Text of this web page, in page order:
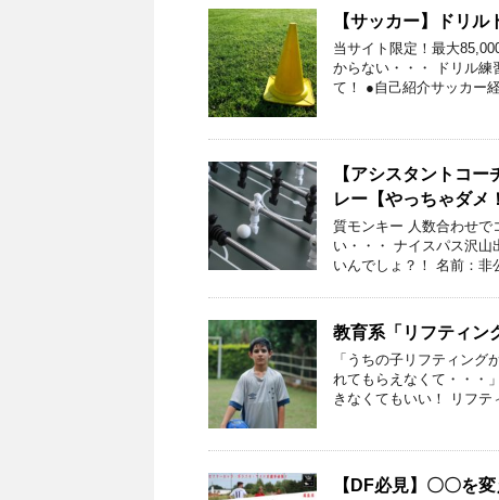
【サッカー】ドリル
当サイト限定！最大
からない・・・ ドリル練
て！ ●自己紹介サッカー
【アシスタントコ
レー【やっちゃダメ
質モンキー 人数合わせで
い・・・ ナイスパス沢
いんでしょ？！ 名前：
教育系「リフティン
「うちの子リフティン
れてもらえなくて・・・
きなくてもいい！ リフ
【DF必見】〇〇を